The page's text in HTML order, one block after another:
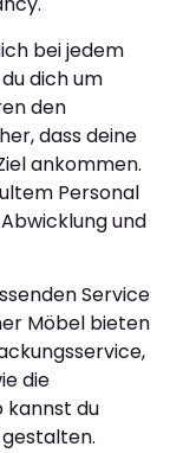
bei jedem
dich um
den
dass deine
ankommen.
Personal
und
Service
Möbel bieten
die
kannst du